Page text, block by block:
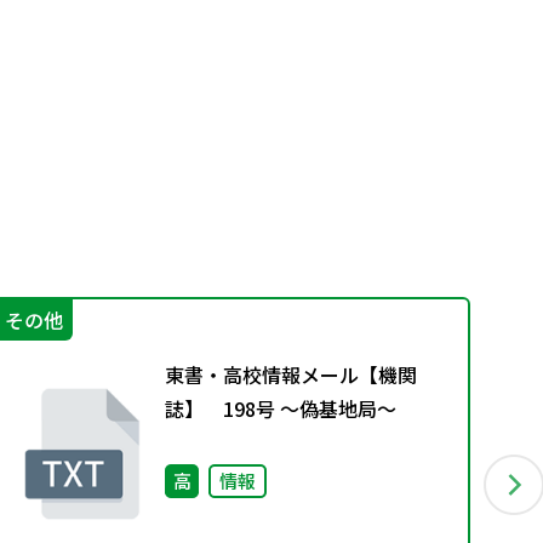
その他
東書・高校情報メール【機関
誌】 198号 ～偽基地局～
高 情報